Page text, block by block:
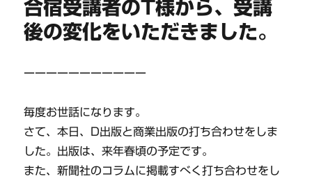
合宿受講者のT様から、受講
後の変化をいただきました。
ーーーーーーーーーーー
毎度お世話になります。
さて、本日、D出版と商業出版の打ち合わせをしま
した。出版は、来年春頃の予定です。
また、新聞社のコラムに掲載すべく打ち合わせをし